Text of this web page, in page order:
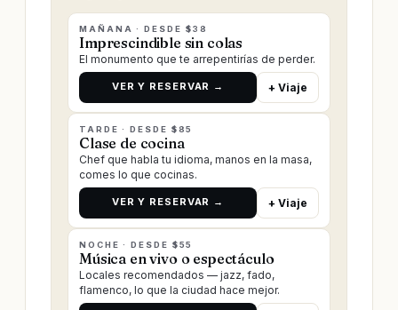
MAÑANA · DESDE $38
Imprescindible sin colas
El monumento que te arrepentirías de perder.
VER Y RESERVAR → + Viaje
TARDE · DESDE $85
Clase de cocina
Chef que habla tu idioma, manos en la masa,
comes lo que cocinas.
VER Y RESERVAR → + Viaje
NOCHE · DESDE $55
Música en vivo o espectáculo
Locales recomendados — jazz, fado,
flamenco, lo que la ciudad hace mejor.